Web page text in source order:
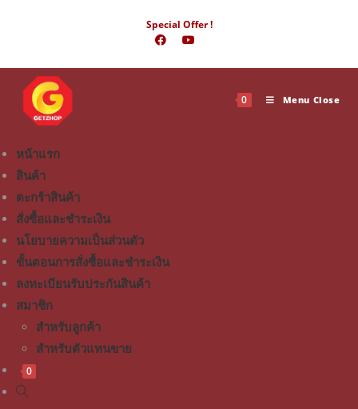
Special Offer !
0 Menu Close
หน้าแรก
สินค้า
ตะกร้าสินค้า
สั่งซื้อและชำระเงิน
นโยบายความเป็นส่วนตัว
ขั้นตอนการสั่งซื้อและชำระเงิน
ลงทะเบียนรับประกันสินค้า
สมาชิก
สำหรับลูกค้า
สำหรับตัวแทนขาย
0